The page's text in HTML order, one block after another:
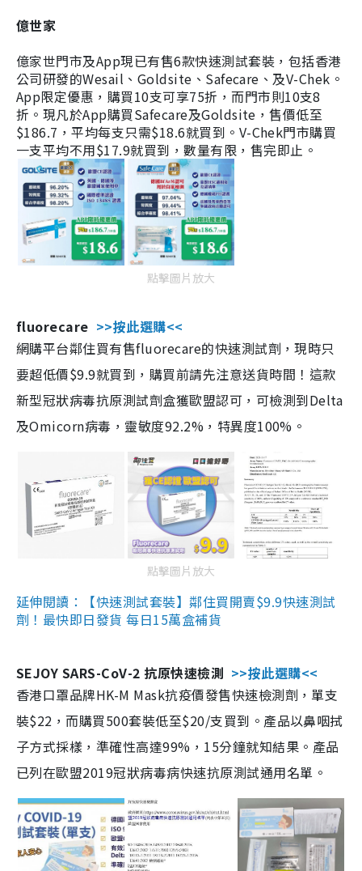
億世家
億家世門市及App現已有售6款快速測試套裝，包括香港
公司研發的Wesail、Goldsite、Safecare、及V-Chek。
App限定優惠，購買10支可享75折，而門市則10支8
折。現凡於App購買Safecare及Goldsite，售價低至
$186.7，平均每支只需$18.6就買到。V-Chek門市購買
一支平均不用$17.9就買到，數量有限，售完即止。
點擊圖片放大
fluorecare >>按此選購<<
網購平台鄰住買有售fluorecare的快速測試劑，現時只
要超低價$9.9就買到，購買前請先注意送貨時間！這款
新型冠狀病毒抗原測試劑盒獲歐盟認可，可檢測到Delta
及Omicorn病毒，靈敏度92.2%，特異度100%。
點擊圖片放大
延伸閱讀：【快速測試套裝】鄰住買開賣$9.9快速測試
劑！最快即日發貨 每日15萬盒補貨
SEJOY SARS-CoV-2 抗原快速檢測 >>按此選購<<
香港口罩品牌HK-M Mask抗疫價發售快速檢測劑，單支
裝$22，而購買500套裝低至$20/支買到。產品以鼻咽拭
子方式採樣，準確性高達99%，15分鐘就知結果。產品
已列在歐盟2019冠狀病毒病快速抗原測試通用名單。